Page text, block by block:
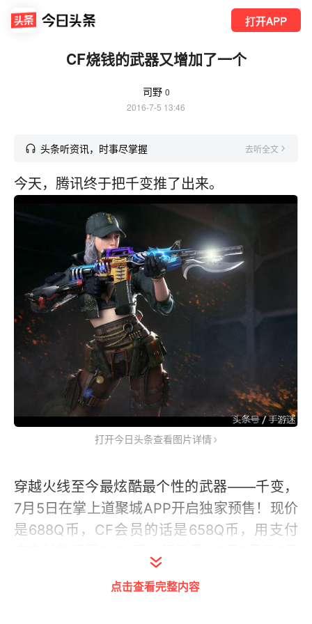
打开APP
CF烧钱的武器又增加了一个
司野 0
2016-7-5 13:46
头条听资讯，时事尽掌握 去听全文
今天，腾讯终于把千变推了出来。
打开今日头条查看图片详情
穿越火线至今最炫酷最个性的武器——千变，
7月5日在掌上道聚城APP开启独家预售！现价
是688Q币，CF会员的话是658Q币，用支付
20号。注：现游戏内买不到。
点击查看完整内容